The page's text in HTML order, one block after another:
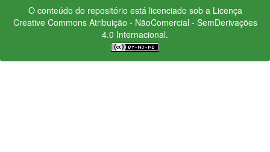
O conteúdo do repositório está licenciado sob a Licença
Creative CommonsAtribuição - NãoComercial - SemDerivações
4.0 Internacional.